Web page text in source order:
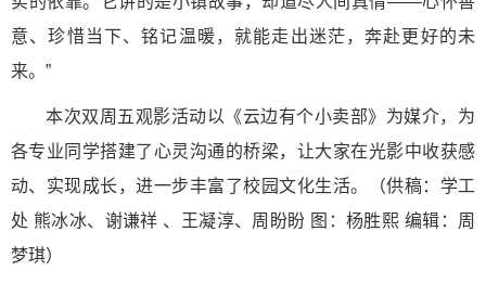
意、珍惜当下、铭记温暖，就能走出迷茫，奔赴更好的未
来。”
本次双周五观影活动以《云边有个小卖部》为媒介，为
各专业同学搭建了心灵沟通的桥梁，让大家在光影中收获感
动、实现成长，进一步丰富了校园文化生活。（供稿：学工
处 熊冰冰、谢谦祥 、王凝淳、周盼盼 图：杨胜熙 编辑：周
梦琪）